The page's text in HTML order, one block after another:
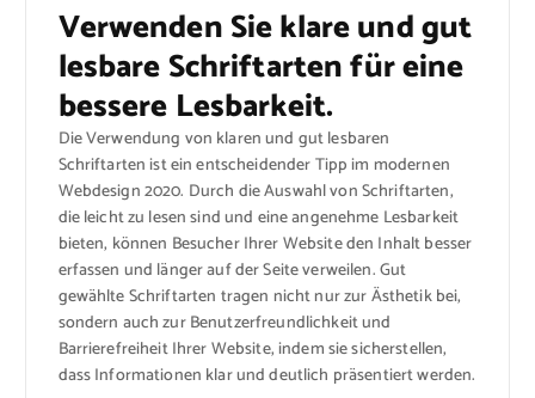
Verwenden Sie klare und gut
lesbare Schriftarten für eine
bessere Lesbarkeit.
Die Verwendung von klaren und gut lesbaren
Schriftarten ist ein entscheidender Tipp im modernen
Webdesign 2020. Durch die Auswahl von Schriftarten,
die leicht zu lesen sind und eine angenehme Lesbarkeit
bieten, können Besucher Ihrer Website den Inhalt besser
erfassen und länger auf der Seite verweilen. Gut
gewählte Schriftarten tragen nicht nur zur Ästhetik bei,
sondern auch zur Benutzerfreundlichkeit und
Barrierefreiheit Ihrer Website, indem sie sicherstellen,
dass Informationen klar und deutlich präsentiert werden.